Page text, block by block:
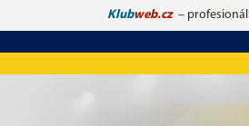
Klubweb.cz –